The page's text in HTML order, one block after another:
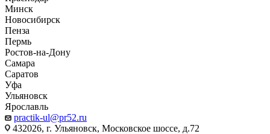
Минск
Новосибирск
Пенза
Пермь
Ростов-на-Дону
Самара
Саратов
Уфа
Ульяновск
Ярославль
practik-ul@pr52.ru
432026, г. Ульяновск, Московское шоссе, д.72